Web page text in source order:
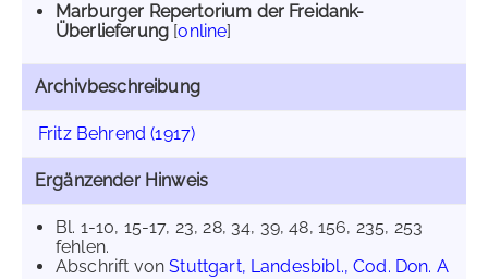
Marburger Repertorium der Freidank-
Überlieferung [online]
Archivbeschreibung
Fritz Behrend (1917)
Ergänzender Hinweis
Bl. 1-10, 15-17, 23, 28, 34, 39, 48, 156, 235, 253
fehlen.
Abschrift vonStuttgart, Landesbibl., Cod. Don. A